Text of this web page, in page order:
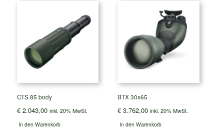
CTS 85 body
€ 2.043,00 inkl. 20% MwSt.
In den Warenkorb
BTX 30x65
€ 3.762,00 inkl. 20% MwSt.
In den Warenkorb